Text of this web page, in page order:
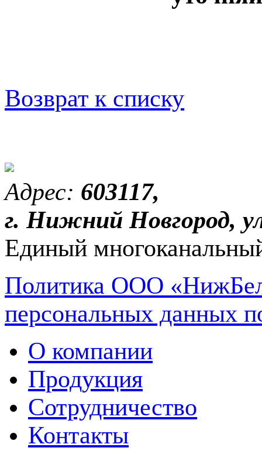
Возврат к списку
Адрес: 603117,
г. Нижний Новгород,
Единый
Политика ООО
персональных данных
О компании
Продукция
Сотрудничество
Контакты